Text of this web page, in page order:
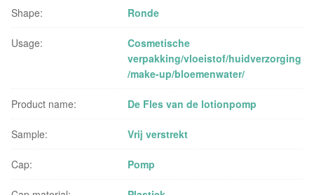
Shape: Ronde
Usage:
Cosmetische
verpakking/vloeistof/huidverzorging
/make-up/bloemenwater/
Product name: De Fles van de lotionpomp
Sample: Vrij verstrekt
Cap: Pomp